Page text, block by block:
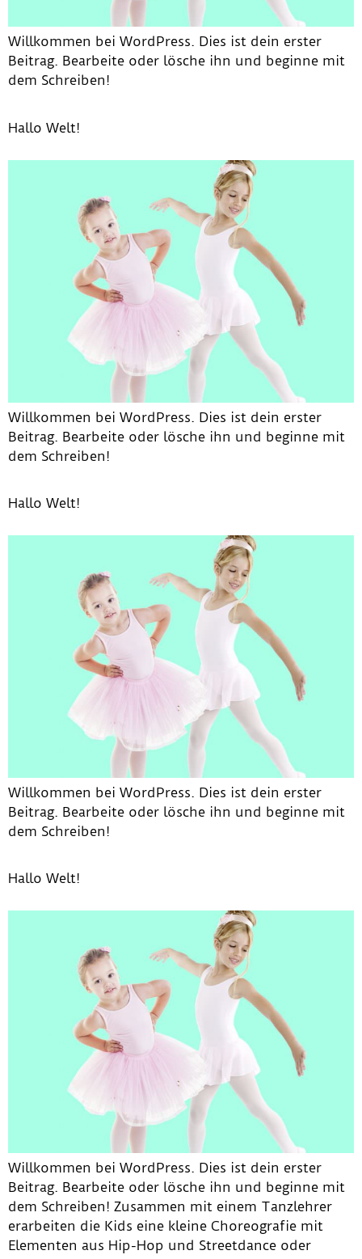
Willkommen bei WordPress. Dies ist dein erster
Beitrag. Bearbeite oder lösche ihn und beginne mit
dem Schreiben!
Hallo Welt!
Willkommen bei WordPress. Dies ist dein erster
Beitrag. Bearbeite oder lösche ihn und beginne mit
dem Schreiben!
Hallo Welt!
Willkommen bei WordPress. Dies ist dein erster
Beitrag. Bearbeite oder lösche ihn und beginne mit
dem Schreiben!
Hallo Welt!
Willkommen bei WordPress. Dies ist dein erster
Beitrag. Bearbeite oder lösche ihn und beginne mit
dem Schreiben! Zusammen mit einem Tanzlehrer
erarbeiten die Kids eine kleine Choreografie mit
Elementen aus Hip-Hop und Streetdance oder